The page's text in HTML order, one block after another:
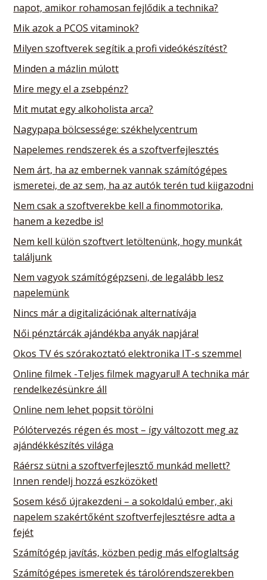
napot, amikor rohamosan fejlődik a technika?
Mik azok a PCOS vitaminok?
Milyen szoftverek segítik a profi videókészítést?
Minden a mázlin múlott
Mire megy el a zsebpénz?
Mit mutat egy alkoholista arca?
Nagypapa bölcsessége: székhelycentrum
Napelemes rendszerek és a szoftverfejlesztés
Nem árt, ha az embernek vannak számítógépes
ismeretei, de az sem, ha az autók terén tud kiigazodni
Nem csak a szoftverekbe kell a finommotorika,
hanem a kezedbe is!
Nem kell külön szoftvert letöltenünk, hogy munkát
találjunk
Nem vagyok számítógépzseni, de legalább lesz
napelemünk
Nincs már a digitalizációnak alternatívája
Női pénztárcák ajándékba anyák napjára!
Okos TV és szórakoztató elektronika IT-s szemmel
Online filmek -Teljes filmek magyarul! A technika már
rendelkezésünkre áll
Online nem lehet popsit törölni
Pólótervezés régen és most – így változott meg az
ajándékkészítés világa
Ráérsz sütni a szoftverfejlesztő munkád mellett?
Innen rendelj hozzá eszközöket!
Sosem késő újrakezdeni – a sokoldalú ember, aki
napelem szakértőként szoftverfejlesztésre adta a
fejét
Számítógép javítás, közben pedig más elfoglaltság
Számítógépes ismeretek és tárolórendszerekben